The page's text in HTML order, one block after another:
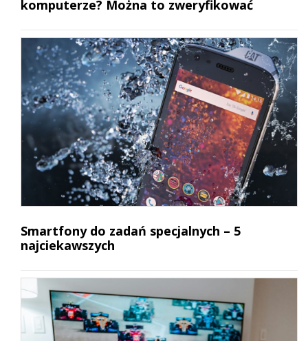
komputerze? Można to zweryfikować
Smartfony do zadań specjalnych – 5
najciekawszych